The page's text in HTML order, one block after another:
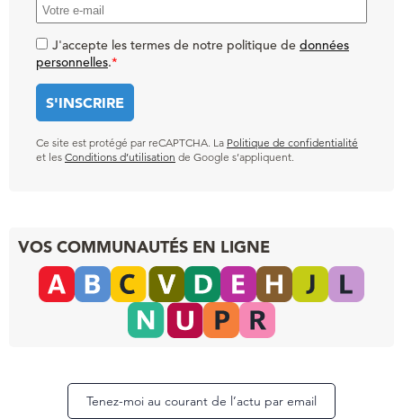
J'accepte les termes de notre politique de données
personnelles.*
Ce site est protégé par reCAPTCHA. La Politique de confidentialité
et les Conditions d’utilisation de Google s’appliquent.
VOS COMMUNAUTÉS EN LIGNE
Tenez-moi au courant de l’actu par email